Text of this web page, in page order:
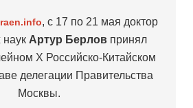
raen.info, с 17 по 21 мая доктор
наук Артур Берловпринял
X Российско-Китайском
делегации Правительства
Москвы.